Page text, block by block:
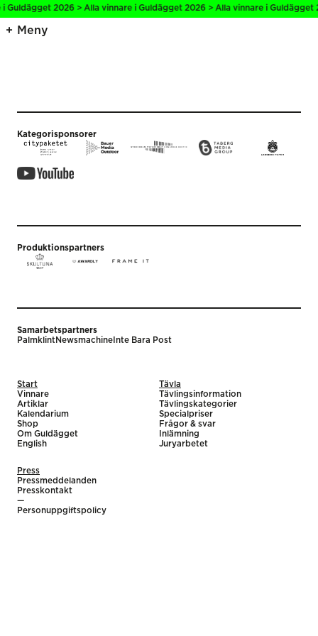
Guldägget 2026 > Alla vinnare i Guldägget 2026 > Alla vinnare i
Meny
Kategorisponsorer
Produktionspartners
Samarbetspartners
PalmklintNewsmachine Inte Bara Post
Start
Vinnare
Artiklar
Kalendarium
Shop
Om Guldägget
English
Tävla
Tävlingsinformation
Tävlingskategorier
Specialpriser
Frågor & svar
Inlämning
Juryarbetet
Press
Pressmeddelanden
Presskontakt
—
Personuppgiftspolicy